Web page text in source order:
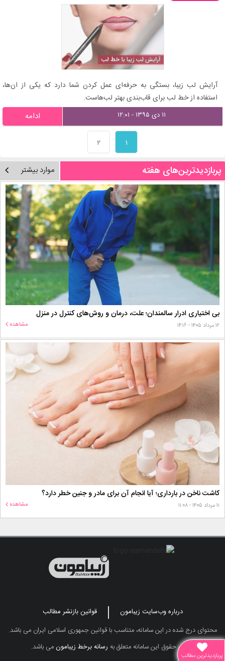
آرایش لب زیبا، بستگی به حرفه‌ای عمل کردن شما دارد که یکی از ان‌ها،
استفاده از خط لب برای قاب‌بندی بهتر لب‌هاست.
۱۱ دی ۱۳۹۵ - ۱۲:۰۱ ادامه
۱ ۲
پربازدیدترین‌های هفته موارد بیشتر
بی اختیاری ادرار سالمندان؛ علت، درمان و روش‌های کنترل در منزل
۱۲ مرداد ۱۴۰۵ - ۱۴:۱۶ مشاهده
کاشت ناخن در بارداری؛ آیا انجام آن برای مادر و جنین خطر دارد؟
۱۱ مرداد ۱۴۰۵ - ۱۱:۰۸ مشاهده
درباره وب‌سایت زیبامون
قوانین بازنشر مطالب
محتوای درج شده در این سامانه، متناسب با قوانین جمهوری اسلامی ایران می باشد.
تمامی حقوق این سامانه متعلق به رسانه برخط زیبامونمی باشد.
پربازدیدترین مطالب